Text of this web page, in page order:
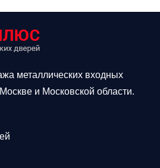
металлических входных
и Московской области.